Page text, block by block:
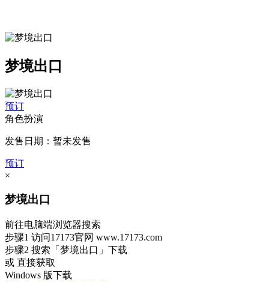
梦境出口
预订
角色扮演
发售日期：暂未发售
预订
×
梦境出口
前往电脑端浏览器搜索
步骤1 访问17173官网 www.17173.com
步骤2 搜索 「梦境出口」 下载
或 直接获取
Windows 版下载